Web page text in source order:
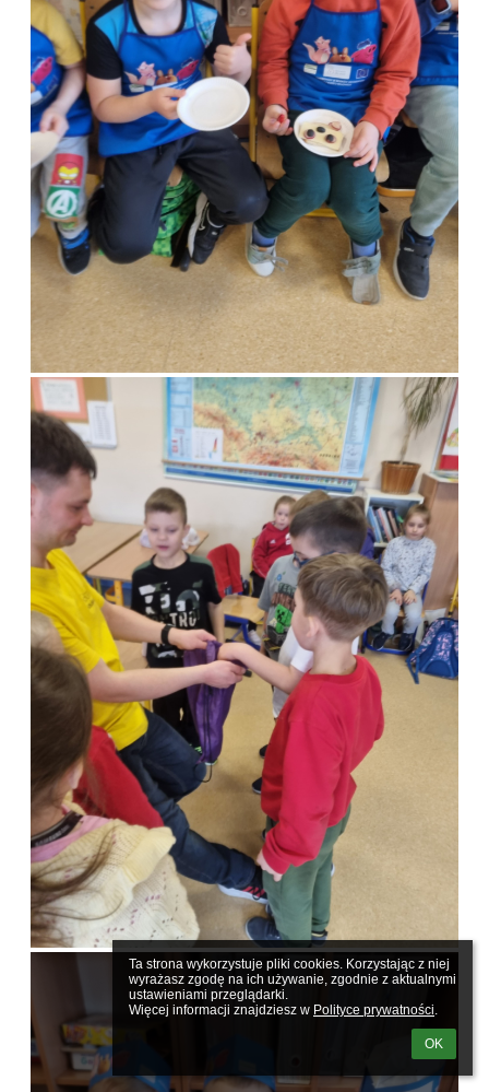
Ta strona wykorzystuje pliki cookies. Korzystając z niej
wyrażasz zgodę na ich używanie, zgodnie z aktualnymi
ustawieniami przeglądarki.
Więcej informacji znajdziesz w Polityce prywatności.
OK